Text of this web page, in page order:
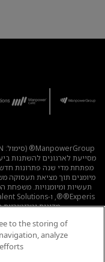
מסייעת לארגונים להשתנות
מפתחת מדי שנה פתרונות
מיומנים תוך מציאת תעסוקה
מדינות וטריטוריות
לכל המשרות |
קוד אתי
to the storing of
analyze